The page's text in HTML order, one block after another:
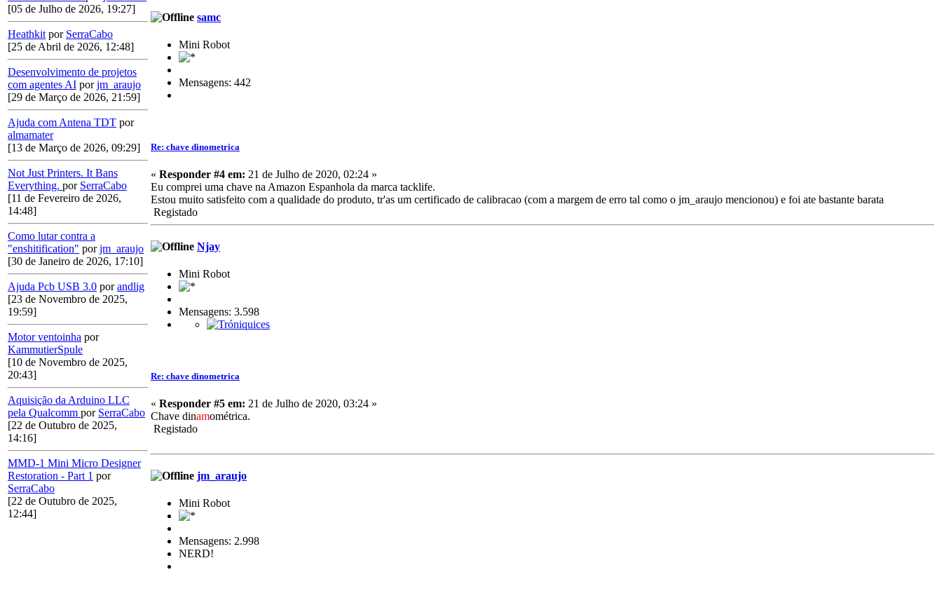
[05 de Julho de 2026, 19:27]
Heathkit por SerraCabo
[25 de Abril de 2026, 12:48]
Desenvolvimento de projetos
com agentes AI porjm_araujo
[29 de Março de 2026, 21:59]
Ajuda com Antena TDT por
almamater
[13 de Março de 2026, 09:29]
Not Just Printers. It Bans
Everything. por SerraCabo
[11 de Fevereiro de 2026,
14:48]
Como lutar contra a
"enshitification" porjm_araujo
[30 de Janeiro de 2026, 17:10]
Ajuda Pcb USB 3.0 porandlig
[23 de Novembro de 2025,
19:59]
Motor ventoinha por
KammutierSpule
[10 de Novembro de 2025,
20:43]
Aquisição da Arduino LLC
pela Qualcomm por SerraCabo
[22 de Outubro de 2025,
14:16]
MMD-1 Mini Micro Designer
Restoration - Part 1 por
SerraCabo
[22 de Outubro de 2025,
12:44]
samc
Mini Robot
Mensagens: 442
Re: chave dinometrica
« Responder #4 em: 21 de Julho de 2020, 02:24 »
Eu comprei uma chave na Amazon Espanhola da marca tacklife.
Estou muito satisfeito com a qualidade do produto, tr'as um certificado de calibracao (com a margem de erro tal como o jm_araujo mencionou) e foi ate bastante barata
Registado
Njay
Mini Robot
Mensagens: 3.598
Re: chave dinometrica
« Responder #5 em: 21 de Julho de 2020, 03:24 »
Chave dinamométrica.
Registado
jm_araujo
Mini Robot
Mensagens: 2.998
NERD!